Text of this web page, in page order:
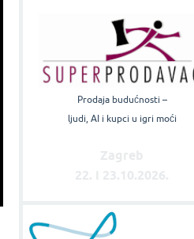
Prodaja budućnosti –
ljudi, AI i kupci u igri moći